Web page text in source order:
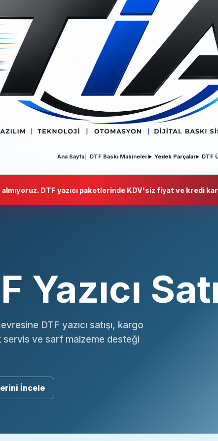
Ana Sayfa DTF Baskı Makineleri Yedek Parçalar DTF
almıyoruz. DTF yazıcı paketlerinde KDV'siz fiyat ve kredi
Yazıcı
DTF yazıcı satışı, kargo
ve sarf malzeme desteği
İncele